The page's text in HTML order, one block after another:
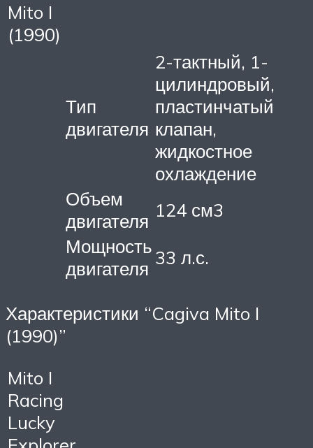
Mito I
(1990)
Тип
двигателя
2-тактный, 1-
цилиндровый,
пластинчатый
клапан,
жидкостное
охлаждение
Объем
двигателя 124 см3
Мощность
двигателя 33 л.с.
Характеристики “Cagiva Mito I
(1990)”
Mito I
Racing
Lucky